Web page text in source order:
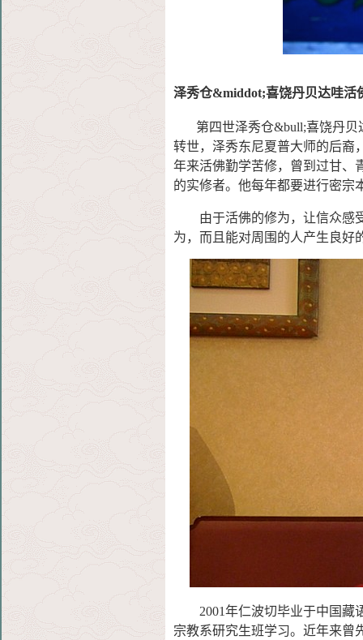
泽秀仓&middot;喜饶丹贝达哇活
第四世泽秀仓&bull;喜饶丹贝
转世，泽秀东尼夏普大师的后裔
年来活佛勤学苦修，曾到过甘、
的实修者。他每年都要进行密宗
由于活佛的修为，让信众感受
为，而且能对周围的人产生良好
2001年仁波切毕业于中国藏
宗教系研究生班学习。近年来曾